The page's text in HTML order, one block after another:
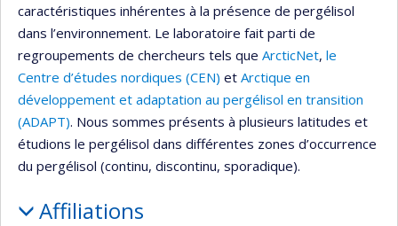
caractéristiques inhérentes à la présence de pergélisol
dans l’environnement. Le laboratoire fait parti de
regroupements de chercheurs tels que ArcticNet, le
Centre d’études nordiques (CEN) et Arctique en
développement et adaptation au pergélisol en transition
(ADAPT). Nous sommes présents à plusieurs latitudes et
étudions le pergélisol dans différentes zones d’occurrence
du pergélisol (continu, discontinu, sporadique).
Affiliations